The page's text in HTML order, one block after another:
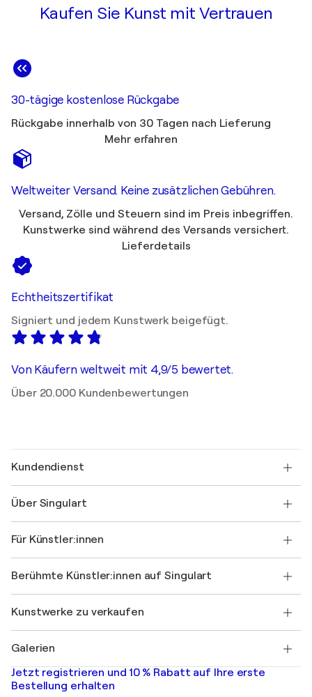
Kaufen Sie Kunst mit Vertrauen
30-tägige kostenlose Rückgabe
Rückgabe innerhalb von 30 Tagen nach Lieferung
Mehr erfahren
Weltweiter Versand. Keine zusätzlichen Gebühren.
Versand, Zölle und Steuern sind im Preis inbegriffen.
Kunstwerke sind während des Versands versichert.
Lieferdetails
Echtheitszertifikat
Signiert und jedem Kunstwerk beigefügt.
Von Käufern weltweit mit 4,9/5 bewertet.
Über 20.000 Kundenbewertungen
Kundendienst
Versand
Einen Gutschein verschenken
Werden Sie Mitglied unseres Handelsprogramms
Ihr Konto
+49 30 31196995
Über Singulart
FAQ
Singulart-Magazin
Jobs
Entdecken Sie kuratierte Originalkunst
Für Künstler:innen
Als Künstler anmelden
Berühmte Künstler:innen auf Singulart
Marc Chagall
Banksy
Mr. Brainwash
Shepard Fairey
Kunstwerke zu verkaufen
Abstrakte Gemälde zu verkaufen
Landschaftsgemälde
Drucke
Galerien
Kunstgalerien in Deutschland
Kunstgalerien in Schweiz
Jetzt registrieren und 10 % Rabatt auf Ihre erste
Bestellung erhalten